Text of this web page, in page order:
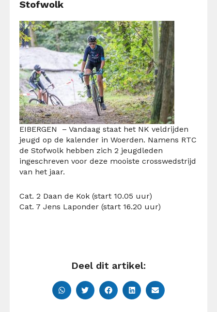
Stofwolk
EIBERGEN – Vandaag staat het NK veldrijden
jeugd op de kalender in Woerden. Namens RTC
de Stofwolk hebben zich 2 jeugdleden
ingeschreven voor deze mooiste crosswedstrijd
van het jaar.
Cat. 2 Daan de Kok (start 10.05 uur)
Cat. 7 Jens Laponder (start 16.20 uur)
Deel dit artikel: